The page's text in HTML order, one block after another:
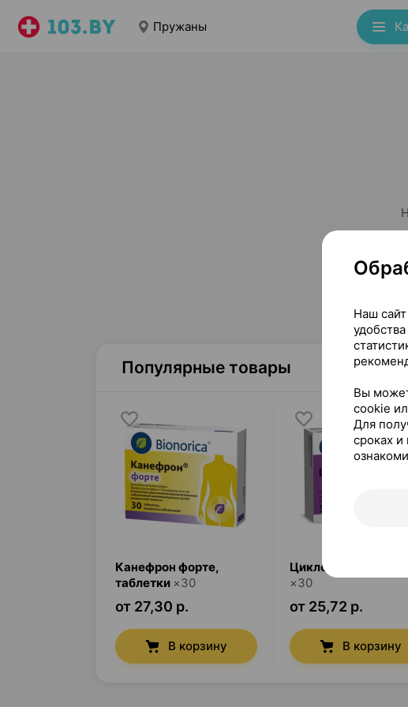
Пружаны
Популярные товары
Канефрон форте,
таблетки ×30
от 27,30 р.
В корзину
Циклодинон
×30
от 25,72 р.
В корзину
Наш
Вы
cookie
Для
сроках